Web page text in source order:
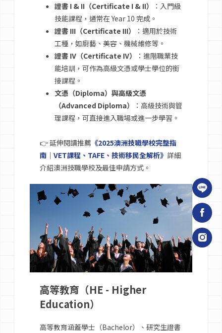
證書 I & II（Certificate I & II）
：入門級
技能課程，通常在 Year 10 完成。
證書 III（Certificate III）
：適用於技術
工種，如廚藝、美容、機械維修等。
證書 IV（Certificate IV）
：進階職業技
能培訓，可作為高級文憑或學士學位的銜
接課程。
文憑（Diploma）與高級文憑
（Advanced Diploma）
：高級技術與管
理課程，可直接進入職場或進一步學習。
👉 延伸閱讀推薦 《2025澳洲技職學校完整指
南｜VET課程、TAFE、技術移民全解析》 詳細
介紹澳洲技職學校及最佳申請方式。
高等教育（HE - Higher
Education）
高等教育涵蓋學士（Bachelor）、研究生證書